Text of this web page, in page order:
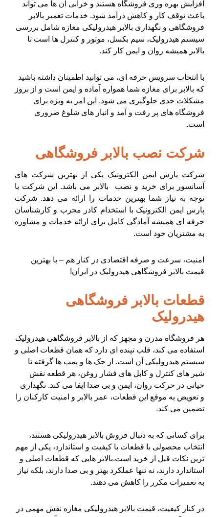
افزایش بهره وری فروشگاه هستند و خرابی آن ها می تواند
باعث توقف کار و کاهش درآمد شود. خدمات تعمیر بالابر
فروشگاهی و نگهداری بالابر هیدرولیکی مغازه شامل بررسی
سیستم هیدرولیک، سیم بکسل، موتور و کنترل ها است تا
بالابر همیشه روان و ایمن کار کند.
با انتخاب سرویس حرفه ای، می توانید اطمینان داشته باشید
که بالابر برای مغازه شما همواره آماده و ایمن است و از بروز
مشکلات جدی جلوگیری می شود. این امر به ویژه برای
فروشگاه های پر رفت و آمد و انبار های شلوغ ضروری
است.
شرکت نصب بالابر فروشگاهی
شرکت پارس ایمن الکترونیک یکی از بهترین شرکت های
آسانسور
برای خرید و نصب بالابر می باشد. این شرکت با
توجه به نیاز شما بهترین خدمات را ارائه می دهد. شرکت
پارس ایمن الکترونیک با استخدام کادر مجرب و کارشناسان
حرفه ای همیشه آمادگی کامل برای ارائه خدمات و مشاوره
به مشتریان خود است.
امنیت، سرعت و صرفه اقتصادی در کنار هم – با بهترین
قیمت بالابر فروشگاهی هیدرولیک در ایران!
قطعات بالابر فروشگاهی
هیدرولیک
هر فروشگاه مدرن و مجهز که از بالابر فروشگاهی هیدرولیک
استفاده می کند، قلب تپنده ای دارد که همان قطعات اصلی و
سیستم هیدرولیکی آن است. از جک ها و پمپ ها گرفته تا
شیر های کنترل و کابل های فشار روغن، هر قطعه نقش
حیاتی در حرکت روان، ایمن و بی صدا ایفا می کند. نگهداری
و تعویض به موقع این قطعات، عمر بالابر و امنیت کارکنان را
تضمین می کند.
برای کسانی که به دنبال فروش بالابر هیدرولیکی هستند،
انتخاب محصولی با قطعات با کیفیت و استاندارد، یکی از مهم
ترین نکات قبل از خرید است.بالابر هایی که قطعات اصلی و
استاندارد دارند، نه تنها عملکرد بهتر و بی صدا دارند، بلکه نیاز
به تعمیرات مکرر را کاهش می دهند.
در کنار کیفیت، قیمت بالابر هیدرولیکی مغازه نقش مهمی در